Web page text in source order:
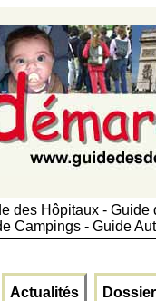
des Hôpitaux -
Campings - Guide
Actualités